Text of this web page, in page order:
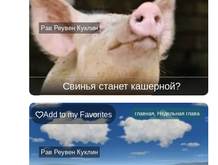
08.08.2026
Рав Реувен Куклин
Свинья станет кашерной?
главная Недельная глава
Рав Реувен Куклин
Add to my Favorites